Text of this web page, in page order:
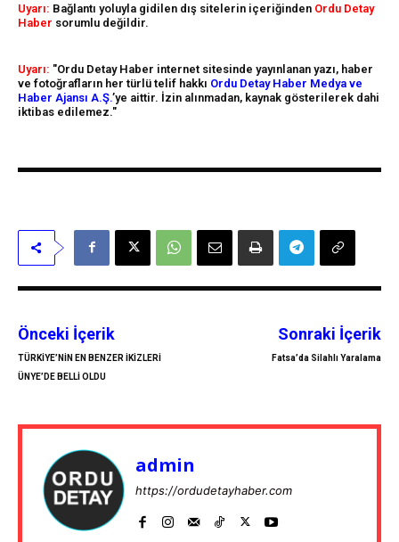
Uyarı: Bağlantı yoluyla gidilen dış sitelerin içeriğinden Ordu Detay
Haber sorumlu değildir.
Uyarı: "Ordu Detay Haber internet sitesinde yayınlanan yazı, haber
ve fotoğrafların her türlü telif hakkı Ordu Detay Haber Medya ve
Haber Ajansı A.Ş.’ye aittir. İzin alınmadan, kaynak gösterilerek dahi
iktibas edilemez."
Önceki İçerik
TÜRKİYE’NİN EN BENZER İKİZLERİ
ÜNYE’DE BELLİ OLDU
Sonraki İçerik
Fatsa’da Silahlı Yaralama
admin
https://ordudetayhaber.com